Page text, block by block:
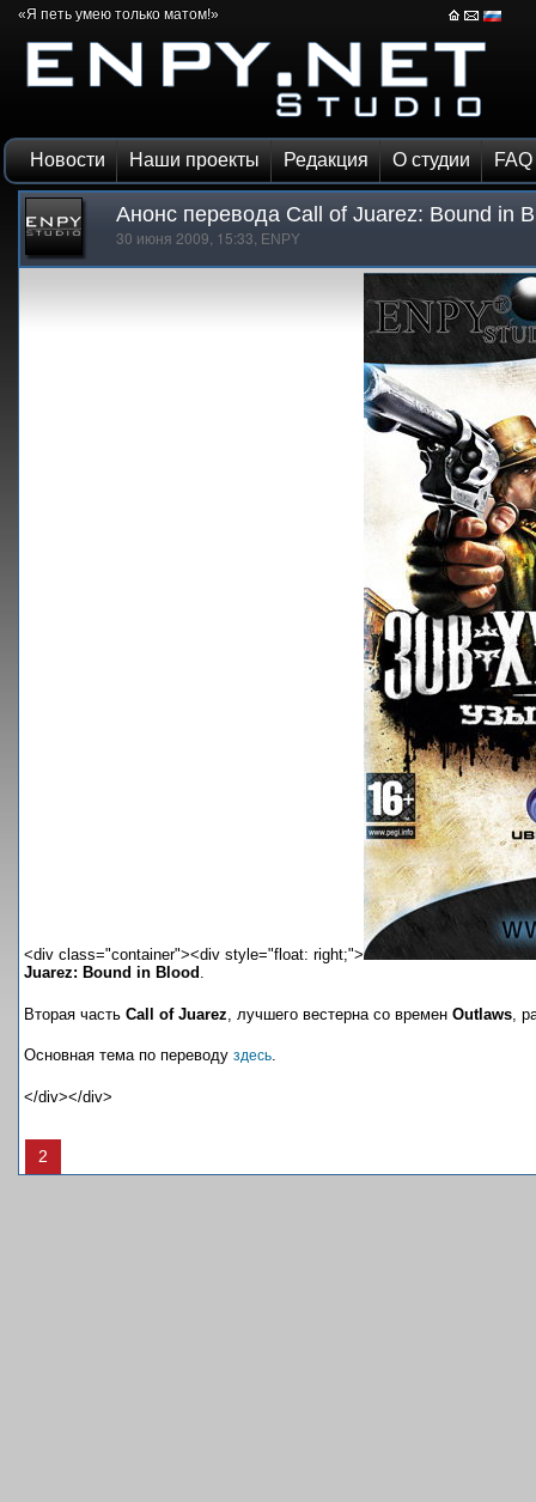
«Я петь умею только матом!»
Новости Наши проекты Редакция О студии FAQ
Анонс перевода Call of Juarez: Bound in
30 июня 2009, 15:33, ENPY
<div class="container"><div style="float: right;">
Juarez: Bound in Blood .
Вторая часть Call of Juarez , лучшего вестерна со времен Outlaws ,
Основная тема по переводу здесь.
</div></div>
2